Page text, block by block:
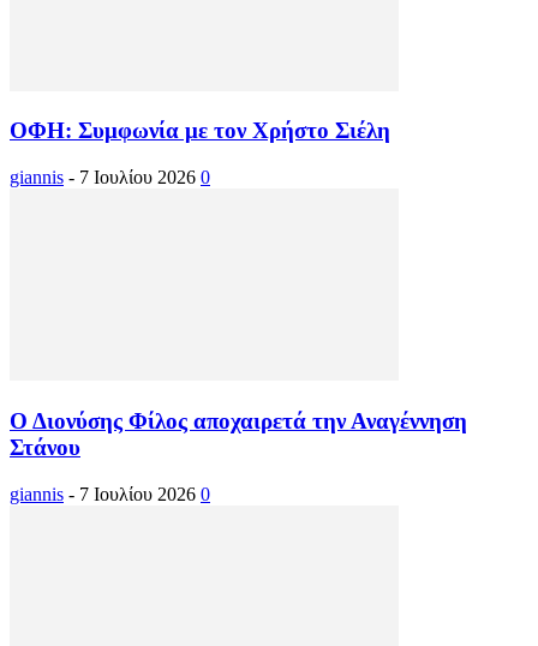
ΟΦΗ: Συμφωνία με τον Χρήστο Σιέλη
giannis - 7 Ιουλίου 2026 0
Ο Διονύσης Φίλος αποχαιρετά την Αναγέννηση
Στάνου
giannis - 7 Ιουλίου 2026 0